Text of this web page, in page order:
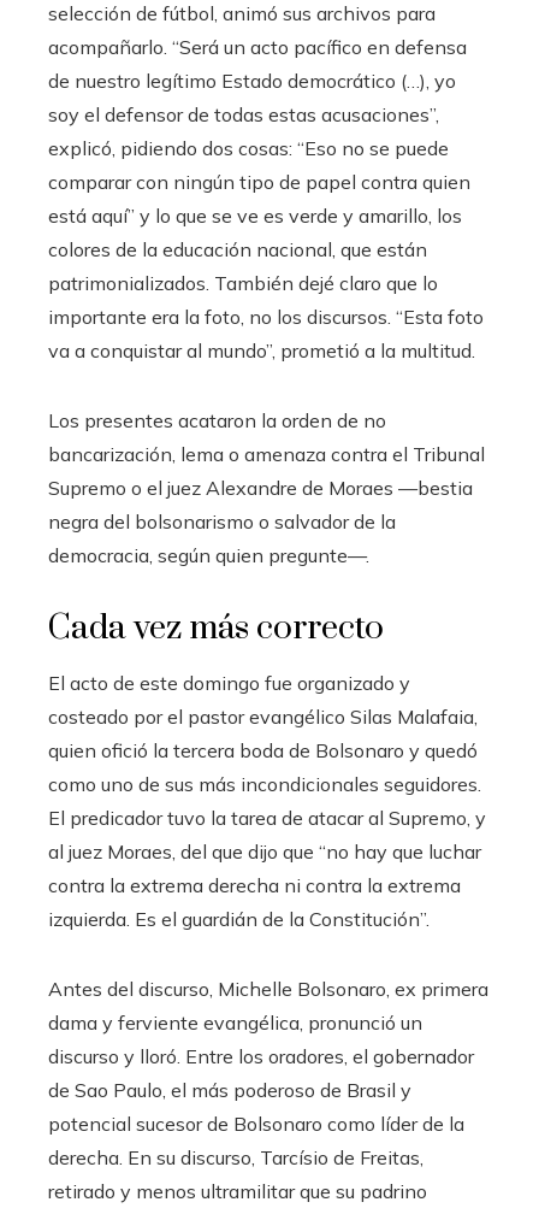
selección de fútbol, ​​animó sus archivos para
acompañarlo. “Será un acto pacífico en defensa
de nuestro legítimo Estado democrático (…), yo
soy el defensor de todas estas acusaciones”,
explicó, pidiendo dos cosas: “Eso no se puede
comparar con ningún tipo de papel contra quien
está aquí” y lo que se ve es verde y amarillo, los
colores de la educación nacional, que están
patrimonializados. También dejé claro que lo
importante era la foto, no los discursos. “Esta foto
va a conquistar al mundo”, prometió a la multitud.
Los presentes acataron la orden de no
bancarización, lema o amenaza contra el Tribunal
Supremo o el juez Alexandre de Moraes —bestia
negra del bolsonarismo o salvador de la
democracia, según quien pregunte—.
Cada vez más correcto
El acto de este domingo fue organizado y
costeado por el pastor evangélico Silas Malafaia,
quien ofició la tercera boda de Bolsonaro y quedó
como uno de sus más incondicionales seguidores.
El predicador tuvo la tarea de atacar al Supremo, y
al juez Moraes, del que dijo que “no hay que luchar
contra la extrema derecha ni contra la extrema
izquierda. Es el guardián de la Constitución”.
Antes del discurso, Michelle Bolsonaro, ex primera
dama y ferviente evangélica, pronunció un
discurso y lloró. Entre los oradores, el gobernador
de Sao Paulo, el más poderoso de Brasil y
potencial sucesor de Bolsonaro como líder de la
derecha. En su discurso, Tarcísio de Freitas,
retirado y menos ultramilitar que su padrino